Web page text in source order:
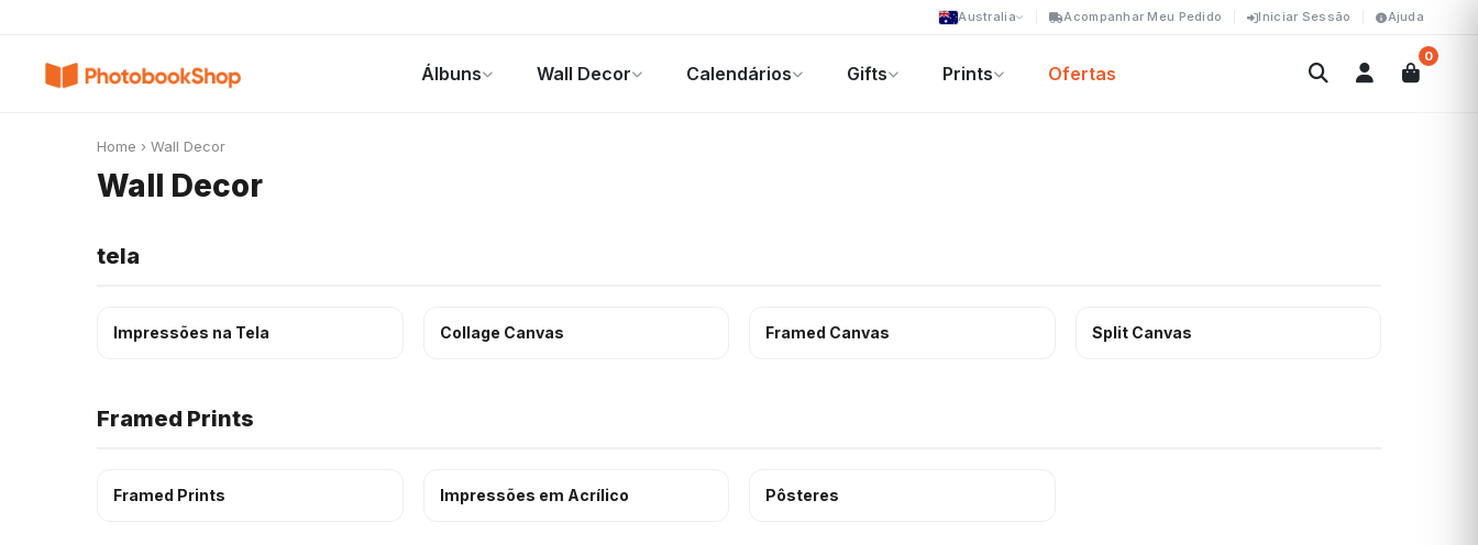
Australia Acompanhar Meu Pedido Iniciar Sessão Ajuda
Álbuns Wall Decor Calendários Gifts Prints Ofertas
0
Home › Wall Decor
Wall Decor
tela
Impressões na Tela Collage Canvas Framed Canvas Split Canvas
Framed Prints
Framed Prints Impressões em Acrílico Pôsteres